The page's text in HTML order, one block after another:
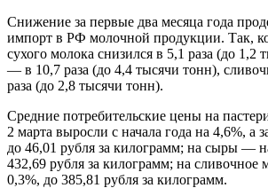
Снижение за первые два месяца года
импорт в РФ молочной продукции. Так,
сухого молока снизился в 5,1 раза (до 1,2
— в 10,7 раза (до 4,4 тысячи тонн),
раза (до 2,8 тысячи тонн).
Средние потребительские цены на
2 марта выросли с начала года на 4,6%, а
до 46,01 рубля за килограмм; на сыры —
432,69 рубля за килограмм; на
0,3%, до 385,81 рубля за килограмм.